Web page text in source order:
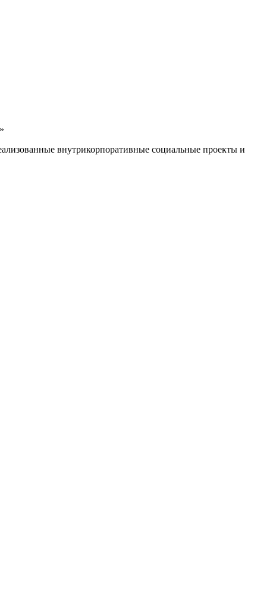
внутрикорпоративные социальные проекты и